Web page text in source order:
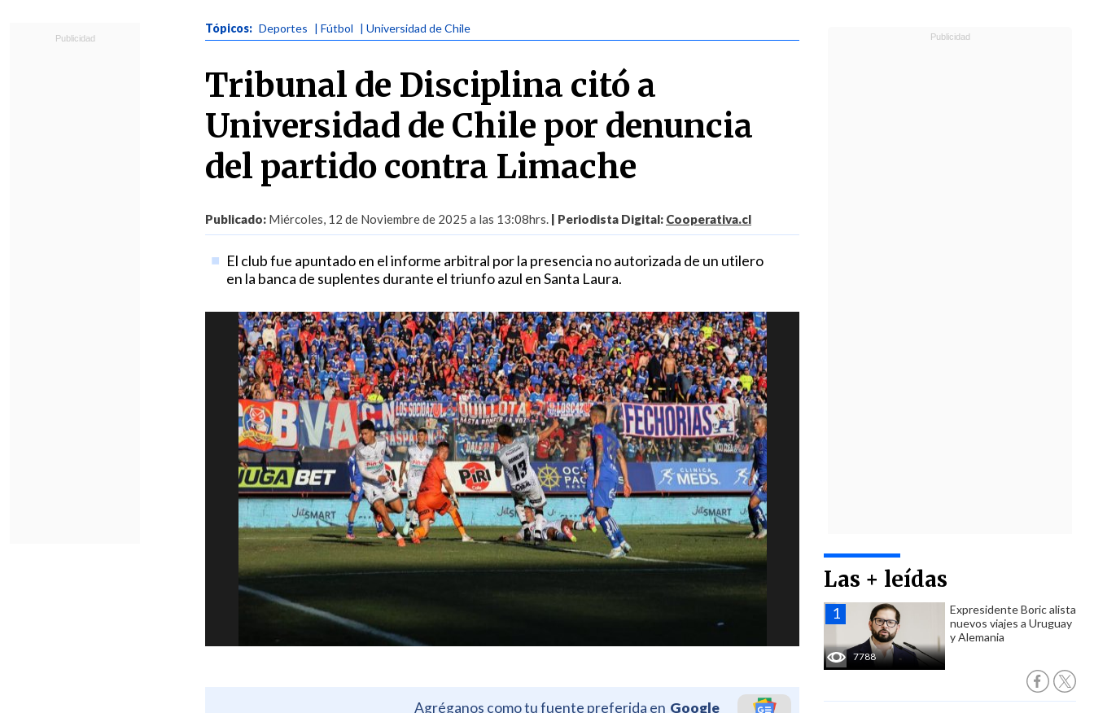
Tópicos: Deportes | Fútbol | Universidad de Chile
Tribunal de Disciplina citó a
Universidad de Chile por denuncia
del partido contra Limache
Publicado: Miércoles, 12 de Noviembre de 2025 a las 13:08hrs. | Periodista Digital: Cooperativa.cl
El club fue apuntado en el informe arbitral por la presencia no autorizada de un utilero
en la banca de suplentes durante el triunfo azul en Santa Laura.
Agréganos como tu fuente preferida en Google
Las + leídas
7788
Expresidente Boric alista
nuevos viajes a Uruguay
y Alemania